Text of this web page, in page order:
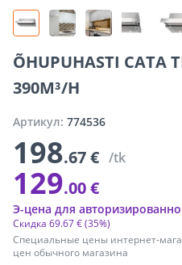
ÕHUPUHASTI CATA
390M³/H
Артикул: 774536
198.67 € /tk
129.00 €
Специальные цены интернет-
цен обычного магазина
Скидка 69.67 €(35%)
Э-цена для